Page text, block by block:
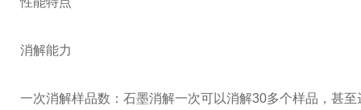
消解能力
一次消解样品数：石墨消解一次可以消解30多个样品，甚